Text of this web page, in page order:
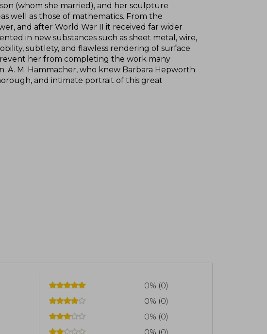
(whom she married), and her sculpture
well as those of mathematics. From the
and after World War II it received far wider
in new substances such as sheet metal, wire,
subtlety, and flawless rendering of surface.
her from completing the work many
A. M. Hammacher, who knew Barbara Hepworth
and intimate portrait of this great
0% (0)
0% (0)
0% (0)
0% (0)